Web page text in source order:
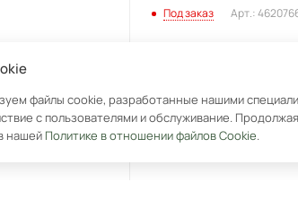
990₽
25 000₽
Под заказ Арт.:
39 990₽
файлы cookie, разработанные нашими
с пользователями и обслуживание.
нашей Политике в отношении файлов Cookie.